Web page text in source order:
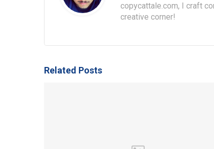
copycattale.com, I craft
creative corner!
Related Posts